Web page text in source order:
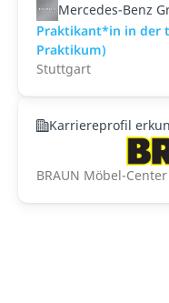
Mercedes-Benz
Praktikant*in in der
Praktikum)
Stuttgart
Karriereprofil
BRAUN Möbel-